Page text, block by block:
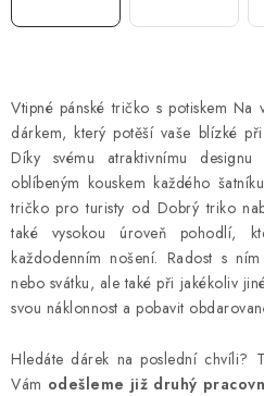
Vtipné pánské tričko s potiskem
dárkem, který potěší vaše blízké
Díky svému atraktivnímu
oblíbeným kouskem každého
tričko pro turisty od Dobrý triko
také vysokou úroveň pohodlí,
každodenním nošení. Radost s
nebo svátku, ale také při jakékoliv
svou náklonnost a pobavit
Hledáte dárek na poslední chvíli?
Vám odešleme již druhý